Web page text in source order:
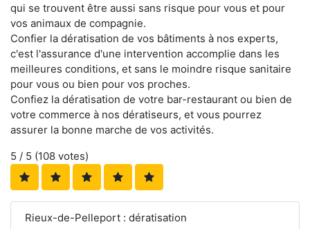
qui se trouvent être aussi sans risque pour vous et pour
vos animaux de compagnie.
Confier la dératisation de vos bâtiments à nos experts,
c'est l'assurance d'une intervention accomplie dans les
meilleures conditions, et sans le moindre risque sanitaire
pour vous ou bien pour vos proches.
Confiez la dératisation de votre bar-restaurant ou bien de
votre commerce à nos dératiseurs, et vous pourrez
assurer la bonne marche de vos activités.
5 / 5 (108 votes)
Rieux-de-Pelleport : dératisation